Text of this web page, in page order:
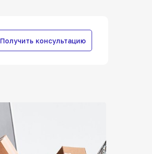
Получить консультацию